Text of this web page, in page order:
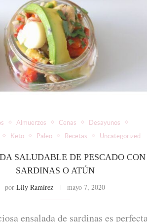
Almuerzos Cenas
Desayunos
Keto Paleo Recetas Uncategorized
SALUDABLE DE PESCADO CON
SARDINAS O ATÚN
porLily Ramírez mayo 7, 2020
ensalada de sardinas es